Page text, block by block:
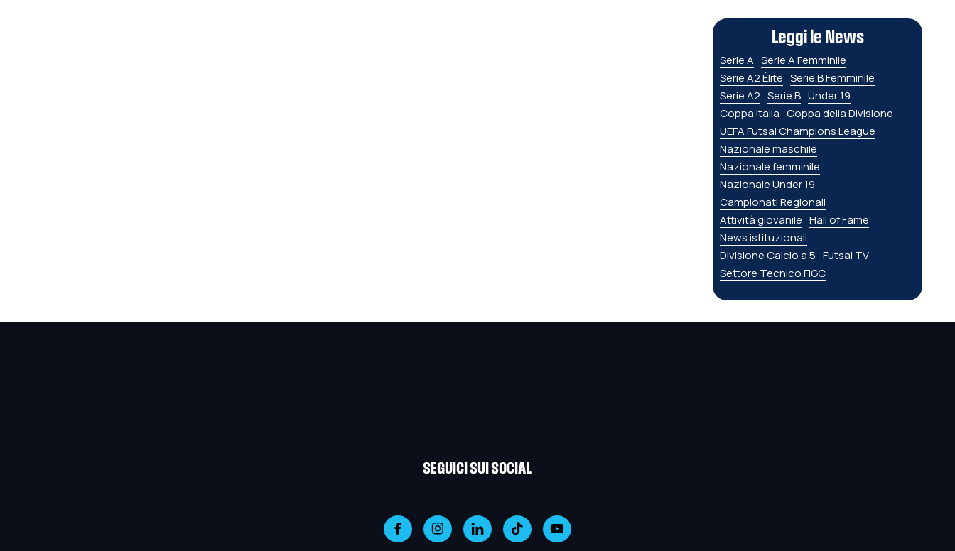
Leggi le News
Serie A Serie A Femminile
Serie A2 Élite Serie B Femminile
Serie A2 Serie B Under 19
Coppa Italia Coppa della Divisione
UEFA Futsal Champions League
Nazionale maschile
Nazionale femminile
Nazionale Under 19
Campionati Regionali
Attività giovanile Hall of Fame
News istituzionali
Divisione Calcio a 5 Futsal TV
Settore Tecnico FIGC
SEGUICI SUI SOCIAL